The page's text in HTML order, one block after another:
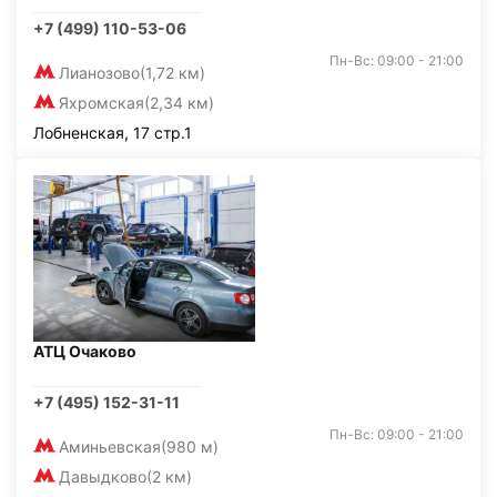
+7 (499) 110-53-06
Лианозово(1,72 км)
Яхромская(2,34 км)
Пн-Вс: 09:00 - 21:00
Лобненская, 17 стр.1
АТЦ Очаково
+7 (495) 152-31-11
Аминьевская(980 м)
Давыдково(2 км)
Пн-Вс: 09:00 - 21:00